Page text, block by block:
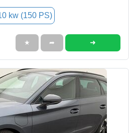
kw (150 PS)
★ ➦ ➜